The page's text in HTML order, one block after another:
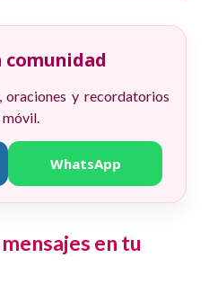
comunidad
oraciones y recordatorios
WhatsApp
en tu